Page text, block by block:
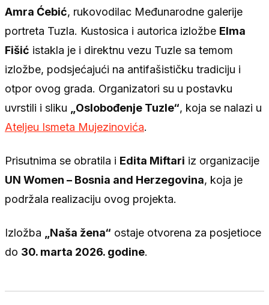
Amra Ćebić, rukovodilac Međunarodne galerije
portreta Tuzla. Kustosica i autorica izložbe Elma
Fišić istakla je i direktnu vezu Tuzle sa temom
izložbe, podsjećajući na antifašističku tradiciju i
otpor ovog grada. Organizatori su u postavku
uvrstili i sliku
„Oslobođenje Tuzle“, koja se nalazi u
Ateljeu Ismeta Mujezinovića.
Prisutnima se obratila i Edita Miftari iz organizacije
UN Women – Bosnia and Herzegovina, koja je
podržala realizaciju ovog projekta.
Izložba „Naša žena“ ostaje otvorena za posjetioce
do 30. marta 2026. godine.